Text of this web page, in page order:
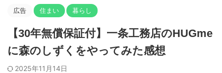
広告 住まい 暮らし
【30年無償保証付】一条工務店のHUGme
に森のしずくをやってみた感想
2025年11月14日